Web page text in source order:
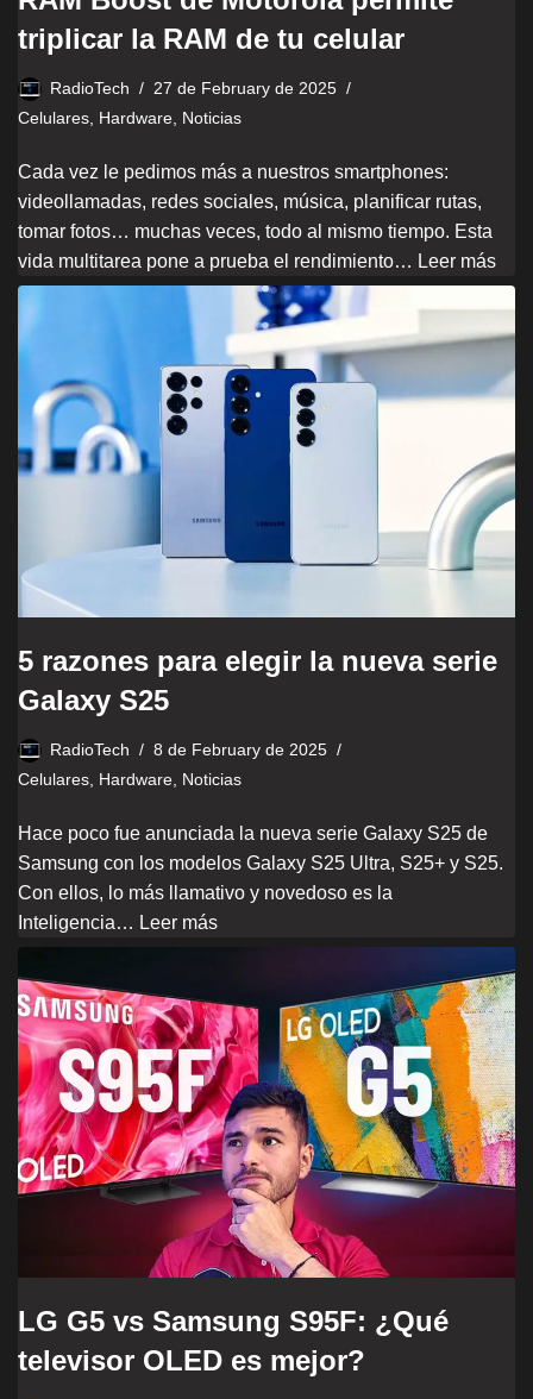
triplicar la RAM de tu celular
RadioTech
27 de February de 2025
Celulares Hardware Noticias
Cada vez le pedimos más a nuestros smartphones:
videollamadas, redes sociales, música, planificar rutas,
tomar fotos… muchas veces, todo al mismo tiempo. Esta
vida multitarea pone a prueba el rendimiento… Leer más
5 razones para elegir la nueva serie
Galaxy S25
RadioTech
8 de February de 2025
Celulares Hardware Noticias
Hace poco fue anunciada la nueva serie Galaxy S25 de
Samsung con los modelos Galaxy S25 Ultra, S25+ y S25.
Con ellos, lo más llamativo y novedoso es la
Inteligencia… Leer más
LG G5 vs Samsung S95F: ¿Qué
televisor OLED es mejor?